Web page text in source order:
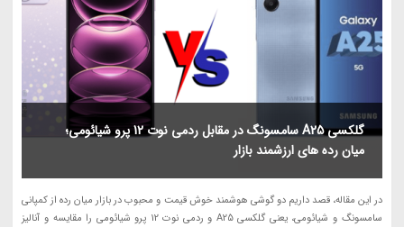
گلکسی A25 سامسونگ در مقابل ردمی نوت 12 پرو شیائومی؛
میان رده های ارزشمند بازار
در این مقاله، قصد داریم دو گوشی هوشمند خوش قیمت و محبوب در بازار میان رده از کمپانی
سامسونگ و شیائومی، یعنی گلکسی A25 و ردمی نوت 12 پرو شیائومی را مقایسه و آنالیز